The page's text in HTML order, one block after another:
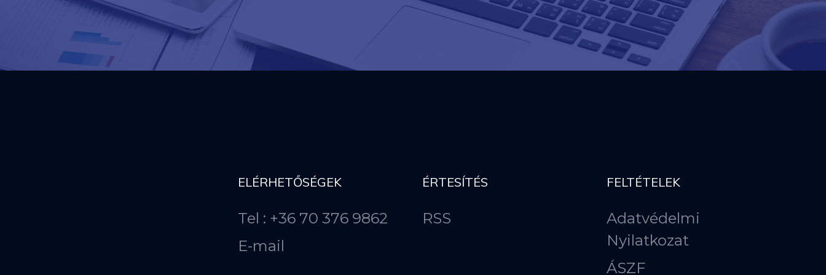
ELÉRHETŐSÉGEK
Tel : +36 70 376 9862
E-mail
ÉRTESÍTÉS
RSS
FELTÉTELEK
Adatvédelmi
Nyilatkozat
ÁSZF